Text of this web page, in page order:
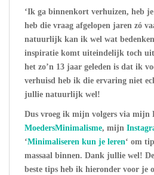
‘Ik ga binnenkort verhuizen, heb
heb die vraag afgelopen jaren zó
natuurlijk kan ik wel wat bedenken
inspiratie komt uiteindelijk toch uit
het zo’n 13 jaar geleden is dat ik
verhuisd heb ik die ervaring niet
jullie natuurlijk wel!
Dus vroeg ik mijn volgers via mijn
MoedersMinimalisme, mijn
‘Minimaliseren kun je leren‘ om
massaal binnen. Dank jullie wel!
beste tips heb ik hieronder voor je